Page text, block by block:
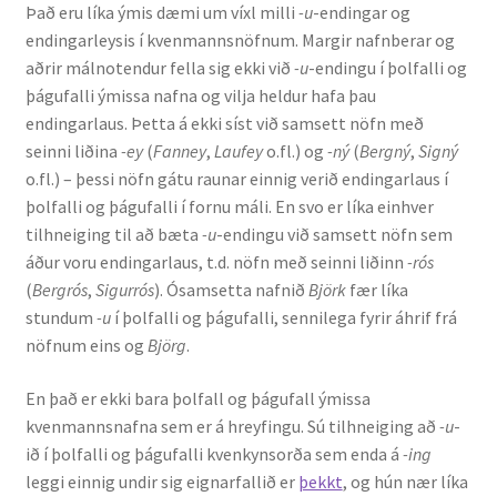
Önnur ritverk
Ritrýndar greinar
Óritrýnt fræðilegt efni
Málfarspistlar
Fræðilegir fyrirlestrar
Blaðaefni
Það eru líka ýmis dæmi um víxl milli -u-endingar og
endingarleysis í kvenmannsnöfnum. Margir nafnberar og
aðrir málnotendur fella sig ekki við -u-endingu í þolfalli og
þágufalli ýmissa nafna og vilja heldur hafa þau
endingarlaus. Þetta á ekki síst við samsett nöfn með
seinni liðina -ey(Fanney, Laufeyo.fl.) og -ný(Bergný, Signý
o.fl.) – þessi nöfn gátu raunar einnig verið endingarlaus í
þolfalli og þágufalli í fornu máli. En svo er líka einhver
tilhneiging til að bæta -u-endingu við samsett nöfn sem
áður voru endingarlaus, t.d. nöfn með seinni liðinn -rós
(Bergrós, Sigurrós). Ósamsetta nafnið Björkfær líka
stundum -uí þolfalli og þágufalli, sennilega fyrir áhrif frá
nöfnum eins og Björg.
En það er ekki bara þolfall og þágufall ýmissa
kvenmannsnafna sem er á hreyfingu. Sú tilhneiging að -u-
ið í þolfalli og þágufalli kvenkynsorða sem enda á -ing
leggi einnig undir sig eignarfallið er þekkt, og hún nær líka